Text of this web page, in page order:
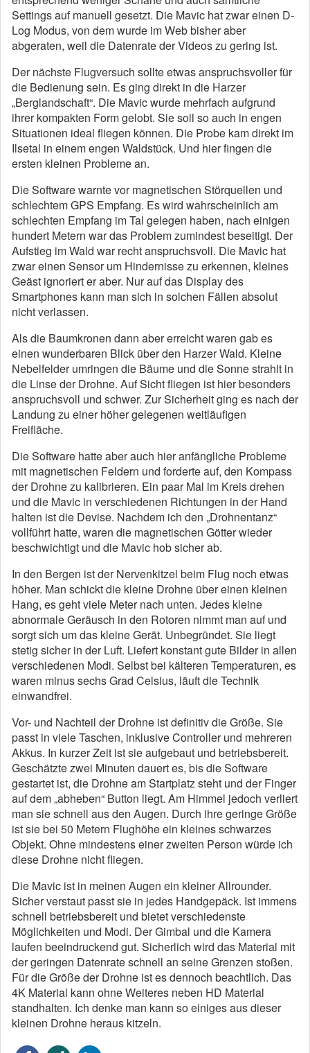
Settings auf manuell gesetzt. Die Mavic hat zwar einen D-
Log Modus, von dem wurde im Web bisher aber
abgeraten, weil die Datenrate der Videos zu gering ist.
Der nächste Flugversuch sollte etwas anspruchsvoller für
die Bedienung sein. Es ging direkt in die Harzer
„Berglandschaft“. Die Mavic wurde mehrfach aufgrund
ihrer kompakten Form gelobt. Sie soll so auch in engen
Situationen ideal fliegen können. Die Probe kam direkt im
Ilsetal in einem engen Waldstück. Und hier fingen die
ersten kleinen Probleme an.
Die Software warnte vor magnetischen Störquellen und
schlechtem GPS Empfang. Es wird wahrscheinlich am
schlechten Empfang im Tal gelegen haben, nach einigen
hundert Metern war das Problem zumindest beseitigt. Der
Aufstieg im Wald war recht anspruchsvoll. Die Mavic hat
zwar einen Sensor um Hindernisse zu erkennen, kleines
Geäst ignoriert er aber. Nur auf das Display des
Smartphones kann man sich in solchen Fällen absolut
nicht verlassen.
Als die Baumkronen dann aber erreicht waren gab es
einen wunderbaren Blick über den Harzer Wald. Kleine
Nebelfelder umringen die Bäume und die Sonne strahlt in
die Linse der Drohne. Auf Sicht fliegen ist hier besonders
anspruchsvoll und schwer. Zur Sicherheit ging es nach der
Landung zu einer höher gelegenen weitläufigen
Freifläche.
Die Software hatte aber auch hier anfängliche Probleme
mit magnetischen Feldern und forderte auf, den Kompass
der Drohne zu kalibrieren. Ein paar Mal im Kreis drehen
und die Mavic in verschiedenen Richtungen in der Hand
halten ist die Devise. Nachdem ich den „Drohnentanz“
vollführt hatte, waren die magnetischen Götter wieder
beschwichtigt und die Mavic hob sicher ab.
In den Bergen ist der Nervenkitzel beim Flug noch etwas
höher. Man schickt die kleine Drohne über einen kleinen
Hang, es geht viele Meter nach unten. Jedes kleine
abnormale Geräusch in den Rotoren nimmt man auf und
sorgt sich um das kleine Gerät. Unbegründet. Sie liegt
stetig sicher in der Luft. Liefert konstant gute Bilder in allen
verschiedenen Modi. Selbst bei kälteren Temperaturen, es
waren minus sechs Grad Celsius, läuft die Technik
einwandfrei.
Vor- und Nachteil der Drohne ist definitiv die Größe. Sie
passt in viele Taschen, inklusive Controller und mehreren
Akkus. In kurzer Zeit ist sie aufgebaut und betriebsbereit.
Geschätzte zwei Minuten dauert es, bis die Software
gestartet ist, die Drohne am Startplatz steht und der Finger
auf dem „abheben“ Button liegt. Am Himmel jedoch verliert
man sie schnell aus den Augen. Durch ihre geringe Größe
ist sie bei 50 Metern Flughöhe ein kleines schwarzes
Objekt. Ohne mindestens einer zweiten Person würde ich
diese Drohne nicht fliegen.
Die Mavic ist in meinen Augen ein kleiner Allrounder.
Sicher verstaut passt sie in jedes Handgepäck. Ist immens
schnell betriebsbereit und bietet verschiedenste
Möglichkeiten und Modi. Der Gimbal und die Kamera
laufen beeindruckend gut. Sicherlich wird das Material mit
der geringen Datenrate schnell an seine Grenzen stoßen.
Für die Größe der Drohne ist es dennoch beachtlich. Das
4K Material kann ohne Weiteres neben HD Material
standhalten. Ich denke man kann so einiges aus dieser
kleinen Drohne heraus kitzeln.